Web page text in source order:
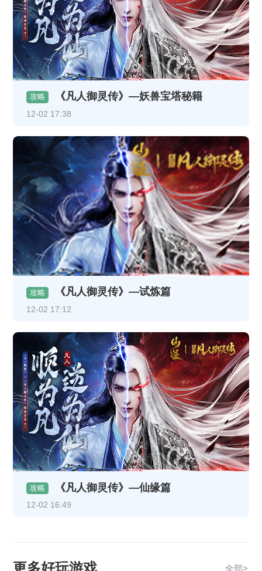
攻略 《凡人御灵传》—妖兽宝塔秘籍
12-02 17:38
攻略 《凡人御灵传》—试炼篇
12-02 17:12
攻略 《凡人御灵传》—仙缘篇
12-02 16:49
全部>